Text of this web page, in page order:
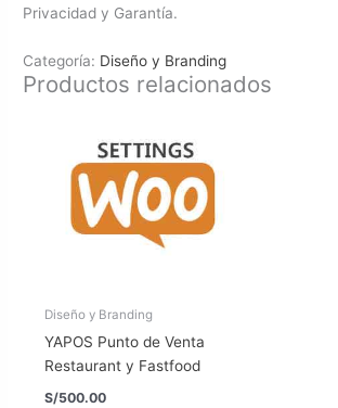
cantidad
Privacidad y Garantía.
Categoría: Diseño y Branding
Productos relacionados
Diseño y Branding
YAPOS Punto de Venta
Restaurant y Fastfood
S/500.00